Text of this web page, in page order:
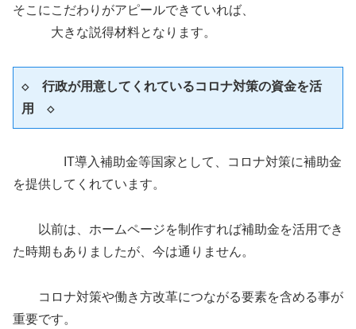
そこにこだわりがアピールできていれば、
大きな説得材料となります。
◇　行政が用意してくれているコロナ対策の資金を活
用　◇
IT導入補助金等国家として、コロナ対策に補助金
を提供してくれています。
以前は、ホームページを制作すれば補助金を活用でき
た時期もありましたが、今は通りません。
コロナ対策や働き方改革につながる要素を含める事が
重要です。